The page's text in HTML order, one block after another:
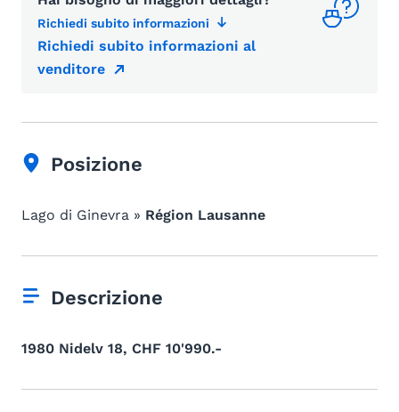
Richiedi subito informazioni
Richiedi subito informazioni al
venditore
Posizione
Lago di Ginevra » Région Lausanne
Descrizione
1980 Nidelv 18, CHF 10'990.-